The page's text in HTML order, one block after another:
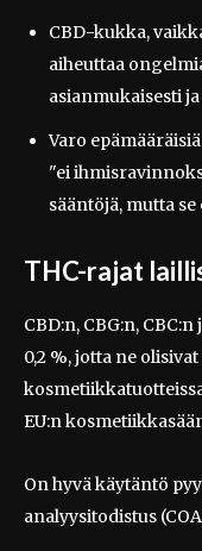
CBD-kukka,
aiheuttaa
asianmukaisesti
Varo
"ei
sääntöjä, mutta se
THC-rajat
CBD:n, CBG:n,
0,2 %, jotta ne
EU:n
On hyvä käytäntö
analyysitodistus